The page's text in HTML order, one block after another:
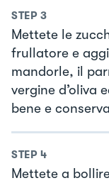
STEP 3
Mettete le
frullatore e
mandorle, il
vergine d’oliva
bene e
STEP 4
Mettete a